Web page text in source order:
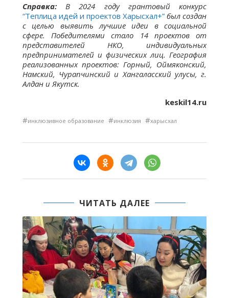
Справка: В 2024 году грантовый конкурс
“Теплица идей и проектов Харысхал+” был создан
с целью выявить лучшие идеи в социальной
сфере. Победителями стало 14 проектов от
представителей НКО, индивидуальных
предпринимателей и физических лиц. География
реализованных проектов: Горный, Оймяконский,
Намский, Чурапчинский и Хангаласский улусы, г.
Алдан и Якутск.
keskil14.ru
#инклюзивное образование #инклюзия #харысхал
ЧИТАТЬ ДАЛЕЕ